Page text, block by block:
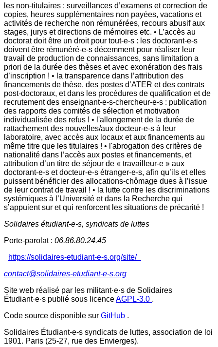
les non-titulaires : surveillances d’examens et correction de
copies, heures supplémentaires non payées, vacations et
activités de recherche non rémunérées, recours abusif aux
stages, jurys et directions de mémoires etc. • L’accès au
doctorat doit être un droit pour tout-e-s : les doctorant-e-s
doivent être rémunéré-e-s décemment pour réaliser leur
travail de production de connaissances, sans limitation a
priori de la durée des thèses et avec exonération des frais
d’inscription ! • la transparence dans l’attribution des
financements de thèse, des postes d’ATER et des contrats
post-doctoraux, et dans les procédures de qualification et de
recrutement des enseignant-e-s-chercheur-e-s : publication
des rapports des comités de sélection et motivation
individualisée des refus ! • l'allongement de la durée de
rattachement des nouvelles/aux docteur-e-s à leur
laboratoire, avec accès aux locaux et aux financements au
même titre que les titulaires ! • l'abrogation des critères de
nationalité dans l’accès aux postes et financements, et
attribution d’un titre de séjour de « travailleur-e » aux
doctorant-e-s et docteur-e-s étranger-e-s, afin qu’ils et elles
puissent bénéficier des allocations-chômage dues à l’issue
de leur contrat de travail ! • la lutte contre les discriminations
systémiques à l’Université et dans la Recherche qui
s’appuient sur et qui renforcent les situations de précarité !
Solidaires étudiant-e-s, syndicats de luttes
Porte-parolat : 06.86.80.24.45
https://solidaires-etudiant-e-s.org/site/_
contact@solidaires-etudiant-e-s.org
Site web réalisé par les militant·e·s de Solidaires
Étudiant·e·s publié sous licenceAGPL-3.0 .
Code source disponible sur GitHub .
Solidaires Étudiant-e-s syndicats de luttes, association de loi
1901. Paris (25-27, rue des Envierges).